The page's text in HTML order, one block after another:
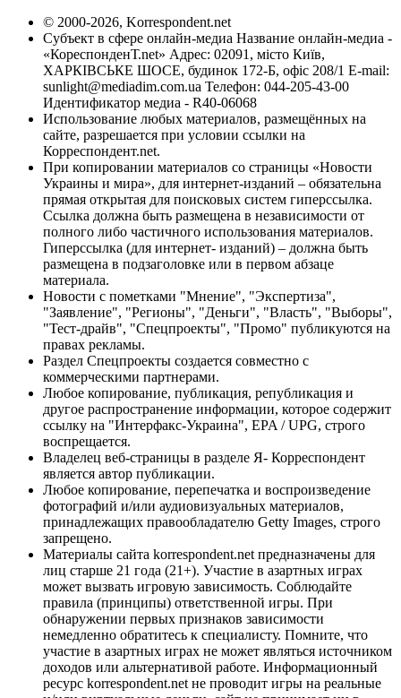
© 2000-2026, Korrespondent.net
Субъект в сфере онлайн-медиа Название онлайн-медиа -
«КореспонденТ.net» Адрес: 02091, місто Київ,
ХАРКІВСЬКЕ ШОСЕ, будинок 172-Б, офіс 208/1 E-mail:
sunlight@mediadim.com.ua Телефон: 044-205-43-00
Идентификатор медиа - R40-06068
Использование любых материалов, размещённых на
сайте, разрешается при условии ссылки на
Корреспондент.net.
При копировании материалов со страницы «Новости
Украины и мира», для интернет-изданий – обязательна
прямая открытая для поисковых систем гиперссылка.
Ссылка должна быть размещена в независимости от
полного либо частичного использования материалов.
Гиперссылка (для интернет- изданий) – должна быть
размещена в подзаголовке или в первом абзаце
материала.
Новости с пометками "Мнение", "Экспертиза",
"Заявление", "Регионы", "Деньги", "Власть", "Выборы",
"Тест-драйв", "Спецпроекты", "Промо" публикуются на
правах рекламы.
Раздел Спецпроекты создается совместно с
коммерческими партнерами.
Любое копирование, публикация, републикация и
другое распространение информации, которое содержит
ссылку на "Интерфакс-Украина", EPA / UPG, строго
воспрещается.
Владелец веб-страницы в разделе Я- Корреспондент
является автор публикации.
Любое копирование, перепечатка и воспроизведение
фотографий и/или аудиовизуальных материалов,
принадлежащих правообладателю Getty Images, строго
запрещено.
Материалы сайта korrespondent.net предназначены для
лиц старше 21 года (21+). Участие в азартных играх
может вызвать игровую зависимость. Соблюдайте
правила (принципы) ответственной игры. При
обнаружении первых признаков зависимости
немедленно обратитесь к специалисту. Помните, что
участие в азартных играх не может являться источником
доходов или альтернативой работе. Информационный
ресурс korrespondent.net не проводит игры на реальные